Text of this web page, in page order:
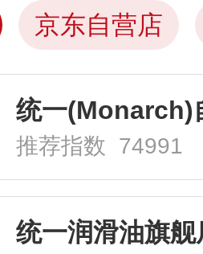
京东自营店
推荐指数 74991
统一润滑油旗舰